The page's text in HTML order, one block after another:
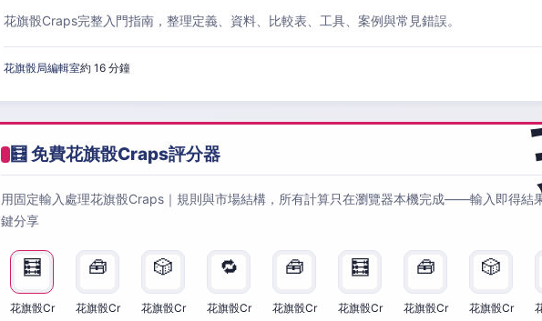
花旗骰Craps完整入門指南，整理定義、資料、比較表、工具、案例與常見錯誤。
花旗骰局編輯室約 16 分鐘
🧮 免費花旗骰Craps評分器
用固定輸入處理花旗骰Craps｜規則與市場結構，所有計算只在瀏覽器本機完成——輸入即得結
鍵分享
🧮
花旗骰Cr
🧰
花旗骰Cr
🎲
花旗骰Cr
🔁
花旗骰Cr
🧰
花旗骰Cr
🧮
花旗骰Cr
🧰
花旗骰Cr
🎲
花旗骰Cr